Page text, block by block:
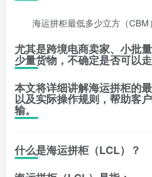
海运拼柜最低多少立方（CBM
尤其是跨境电商卖家、小批
少量货物，不确定是否可以
本文将详细讲解海运拼柜的
以及实际操作规则，帮助客
输。
什么是海运拼柜（LCL）？